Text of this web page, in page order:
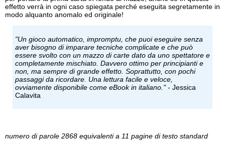
effetto verrà in ogni caso spiegata perché eseguita segretamente in
modo alquanto anomalo ed originale!
"Un gioco automatico, impromptu, che puoi eseguire senza
aver bisogno di imparare tecniche complicate e che può
essere svolto con un mazzo di carte dato da uno spettatore e
completamente mischiato. Davvero ottimo per principianti e
non, ma sempre di grande effetto. Soprattutto, con pochi
passaggi da ricordare. Una lettura facile e veloce,
ovviamente disponibile come eBook in italiano."- Jessica
Calavita
numero di parole 2868 equivalenti a 11 pagine di testo standard